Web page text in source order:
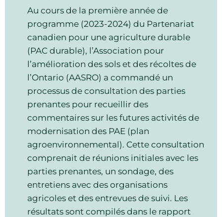
01
Sep
agroenvironnemental (Jour 1)
Atelier
355644 35th Line, Embro,
Ontario
10:00am - 03:00pm ● Comté : Oxford ●
Embro Ontario
10
Sep
Atelier de (PAE) plan
agroenvironnemental (Jour 2)
Atelier
355644 35th Line, Embro,
Ontario
10:00am - 03:00pm ● Comté : Oxford ●
Embro Ontario
Au cours de la première année de
programme (2023-2024) du Partenariat
canadien pour une agriculture durable
(PAC durable), l’Association pour
l’amélioration des sols et des récoltes de
l’Ontario (AASRO) a commandé un
processus de consultation des parties
prenantes pour recueillir des
commentaires sur les futures activités de
modernisation des PAE (plan
agroenvironnemental). Cette consultation
comprenait de réunions initiales avec les
parties prenantes, un sondage, des
entretiens avec des organisations
agricoles et des entrevues de suivi. Les
résultats sont compilés dans le rapport